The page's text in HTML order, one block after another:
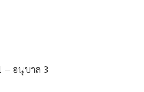
– อนุบาล 3